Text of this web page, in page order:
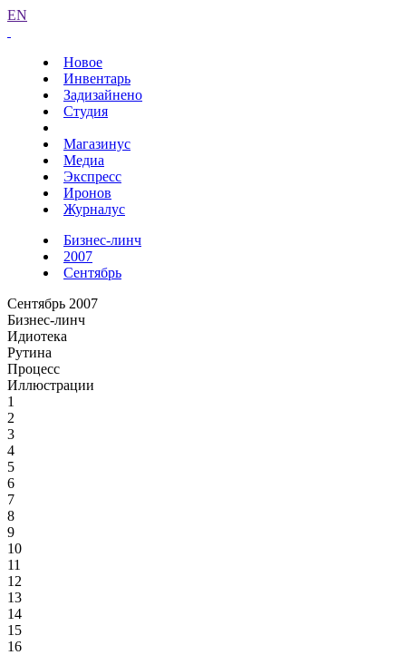
EN
Новое
Инвентарь
Задизайнено
Студия
Магазинус
Медиа
Экспресс
Иронов
Журналус
Бизнес-линч
2007
Сентябрь
Сентябрь 2007
Бизнес-линч
Идиотека
Рутина
Процесс
Иллюстрации
1
2
3
4
5
6
7
8
9
10
11
12
13
14
15
16